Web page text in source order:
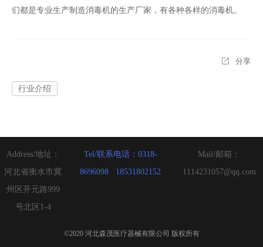
们都是专业生产制造消毒机的生产厂家，有各种各样的消毒机。
分享
行业介绍
Address/地址：
河北省衡水市冀
州区开元路999
号北区1-4
Tel/联系电话：0318-
8696098   18531802152
Mail/邮箱：
1114231057@qq.com
©2020 河北森茂医疗器械有限公司 版权所有